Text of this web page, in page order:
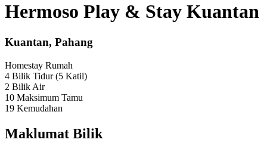
Hermoso Play & Stay Kuantan
Kuantan, Pahang
Homestay Rumah
4 Bilik Tidur(5 Katil)
2 Bilik Air
10 Maksimum Tamu
19 Kemudahan
Maklumat Bilik